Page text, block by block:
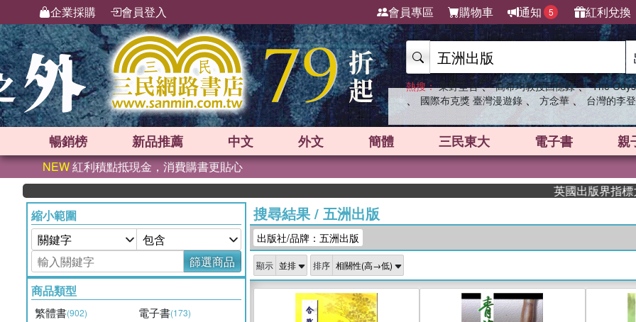
企業採購 會員登入 會員專區 購物車 通知 5 紅利兌換
熱搜： 東野圭吾 、 高希均教授回憶錄 、 The
、 國際布克獎 臺灣漫遊錄 、 方念華 、 台灣的李
暢銷榜 新品推薦 中文 外文 簡體 三民東大 電子書 親
NEW紅利積點抵現金，消費購書更貼心
英國出版界指標大獎肯定
縮小範圍
篩選商品
商品類型
繁體書(902) 電子書(173)
搜尋結果/ 五洲出版
出版社/品牌：五洲出版
顯示 排序